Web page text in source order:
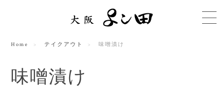
Home テイクアウト 味噌漬け
味噌漬け